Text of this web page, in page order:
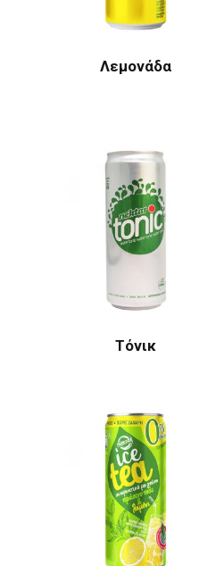
Λεμονάδα
Τόνικ